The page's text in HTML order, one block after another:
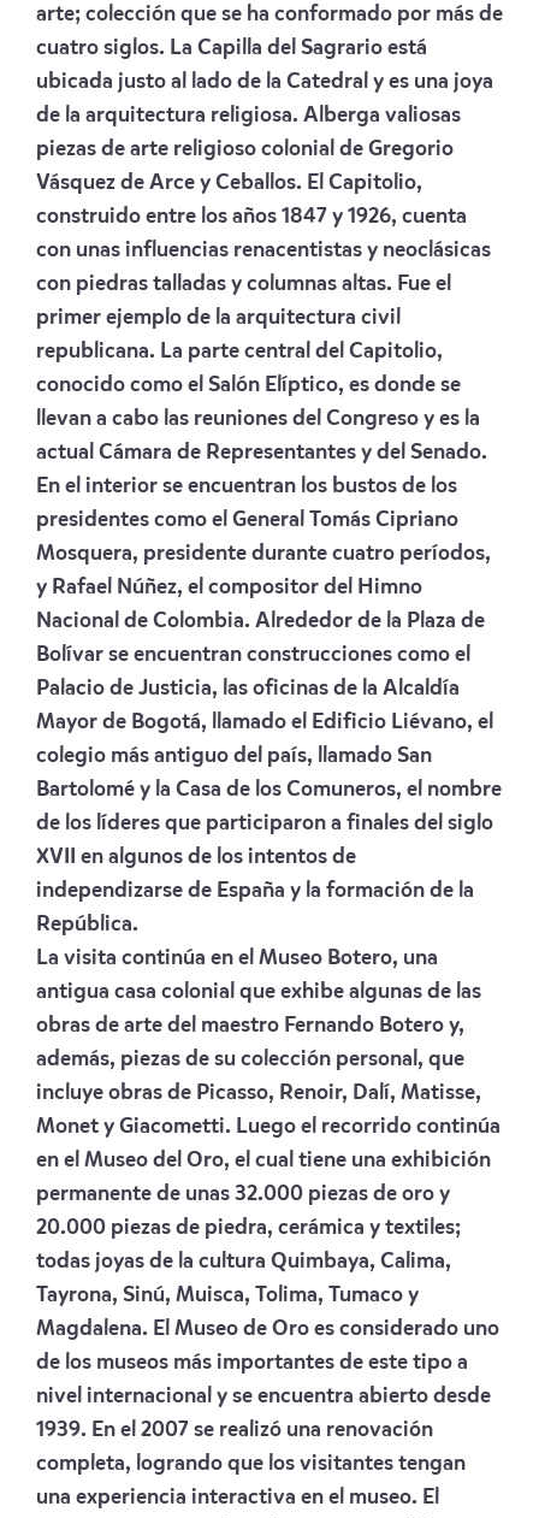
arte; colección que se ha conformado por más de
cuatro siglos. La Capilla del Sagrario está
ubicada justo al lado de la Catedral y es una joya
de la arquitectura religiosa. Alberga valiosas
piezas de arte religioso colonial de Gregorio
Vásquez de Arce y Ceballos. El Capitolio,
construido entre los años 1847 y 1926, cuenta
con unas influencias renacentistas y neoclásicas
con piedras talladas y columnas altas. Fue el
primer ejemplo de la arquitectura civil
republicana. La parte central del Capitolio,
conocido como el Salón Elíptico, es donde se
llevan a cabo las reuniones del Congreso y es la
actual Cámara de Representantes y del Senado.
En el interior se encuentran los bustos de los
presidentes como el General Tomás Cipriano
Mosquera, presidente durante cuatro períodos,
y Rafael Núñez, el compositor del Himno
Nacional de Colombia. Alrededor de la Plaza de
Bolívar se encuentran construcciones como el
Palacio de Justicia, las oficinas de la Alcaldía
Mayor de Bogotá, llamado el Edificio Liévano, el
colegio más antiguo del país, llamado San
Bartolomé y la Casa de los Comuneros, el nombre
de los líderes que participaron a finales del siglo
XVII en algunos de los intentos de
independizarse de España y la formación de la
República.
La visita continúa en el Museo Botero, una
antigua casa colonial que exhibe algunas de las
obras de arte del maestro Fernando Botero y,
además, piezas de su colección personal, que
incluye obras de Picasso, Renoir, Dalí, Matisse,
Monet y Giacometti. Luego el recorrido continúa
en el Museo del Oro, el cual tiene una exhibición
permanente de unas 32.000 piezas de oro y
20.000 piezas de piedra, cerámica y textiles;
todas joyas de la cultura Quimbaya, Calima,
Tayrona, Sinú, Muisca, Tolima, Tumaco y
Magdalena. El Museo de Oro es considerado uno
de los museos más importantes de este tipo a
nivel internacional y se encuentra abierto desde
1939. En el 2007 se realizó una renovación
completa, logrando que los visitantes tengan
una experiencia interactiva en el museo. El